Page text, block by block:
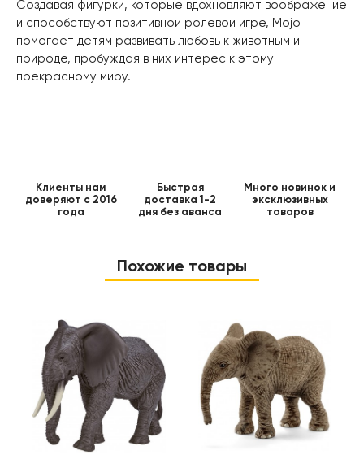
Создавая фигурки, которые вдохновляют воображение
и способствуют позитивной ролевой игре, Mojo
помогает детям развивать любовь к животным и
природе, пробуждая в них интерес к этому
прекрасному миру.
Клиенты нам
доверяют с 2016
года
Быстрая
доставка 1-2
дня без аванса
Много новинок и
эксклюзивных
товаров
Похожие товары